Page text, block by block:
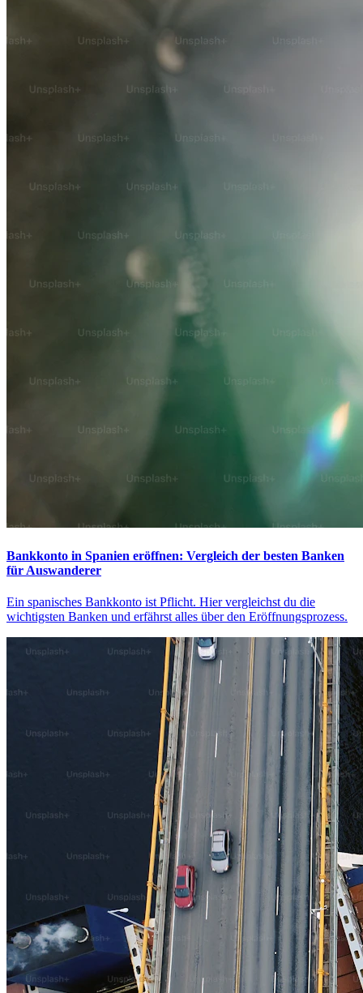
Bankkonto in Spanien eröffnen: Vergleich der besten Banken
für Auswanderer
Ein spanisches Bankkonto ist Pflicht. Hier vergleichst du die
wichtigsten Banken und erfährst alles über den Eröffnungsprozess.